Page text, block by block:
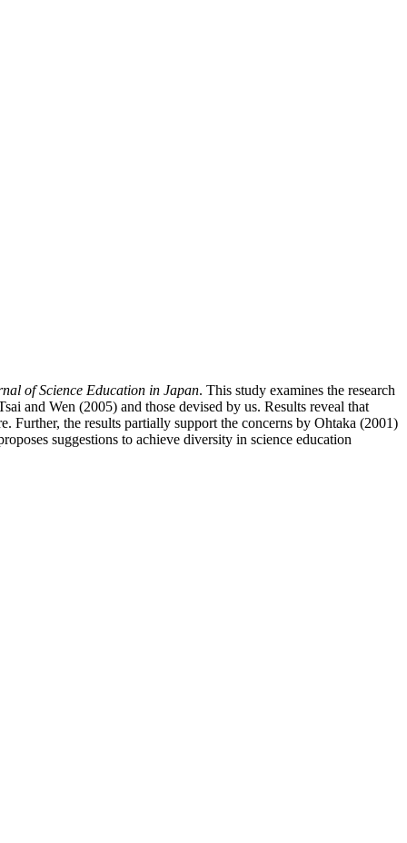
of Science Education in Japan. This study examines the research
and Wen (2005) and those devised by us. Results reveal that
Further, the results partially support the concerns by Ohtaka (2001)
suggestions to achieve diversity in science education